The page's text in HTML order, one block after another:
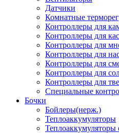
Датчики
Комнатные
Контроллеры для
Контроллеры для
Контроллеры для
Контроллеры для
Контроллеры для
Контроллеры для
Контроллеры для
Специальные
Бочки
Бойлеры(нерж.)
Теплоаккумуляторы